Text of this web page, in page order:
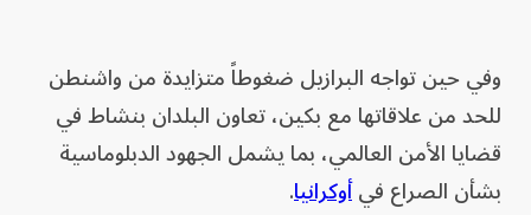
وفي حين تواجه البرازيل ضغوطاً متزايدة من واشنطن
للحد من علاقاتها مع بكين، تعاون البلدان بنشاط في
قضايا الأمن العالمي، بما يشمل الجهود الدبلوماسية
بشأن الصراع فيأوكرانيا.